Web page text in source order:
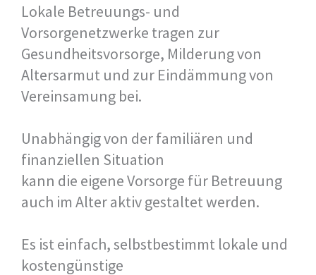
Lokale Betreuungs- und
Vorsorgenetzwerke tragen zur
Gesundheitsvorsorge, Milderung von
Altersarmut und zur Eindämmung von
Vereinsamung bei.
Unabhängig von der familiären und
finanziellen Situation
kann die eigene Vorsorge für Betreuung
auch im Alter aktiv gestaltet werden.
Es ist einfach, selbstbestimmt lokale und
kostengünstige